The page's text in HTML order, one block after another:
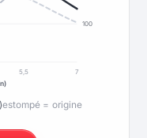
100
5,5
7
estompé = origine